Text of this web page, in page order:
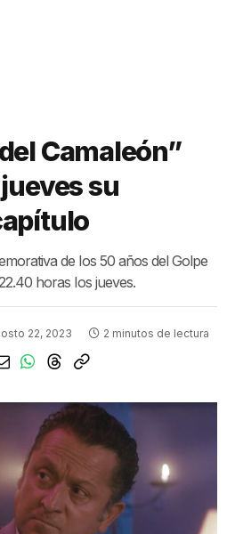
Camaleón”
su
de los 50 años del Golpe
horas los jueves.
22, 2023 2 minutos de lectura